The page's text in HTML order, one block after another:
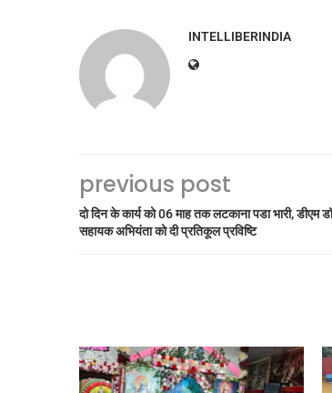
INTELLIBERINDIA
previous post
दो दिन के कार्य को 06 माह तक लटकाना पडा भारी, डीएम
सहायक अभियंता को दी प्रतिकूल प्रविष्टि